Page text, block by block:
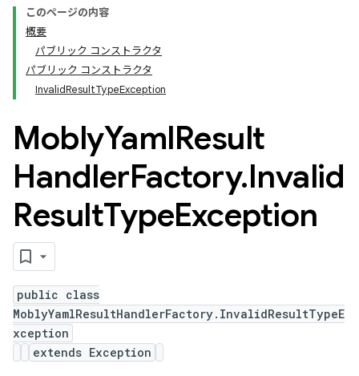
このページの内容
概要
パブリック コンストラクタ
パブリック コンストラクタ
InvalidResultTypeException
MoblyYamlResult
HandlerFactory.Invalid
ResultTypeException
public class
MoblyYamlResultHandlerFactory.InvalidResultTypeE
xception
extends Exception